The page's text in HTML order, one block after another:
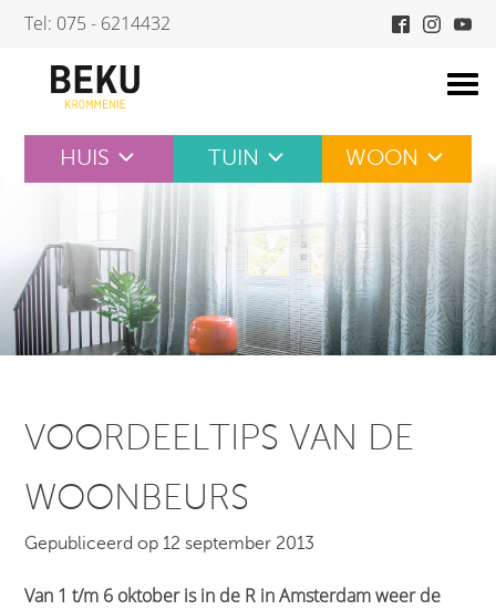
Skip
content
Tel: 075 - 6214432
HUIS TUIN WOON
VOORDEELTIPS VAN DE
WOONBEURS
Gepubliceerd op 12 september 2013
Van 1 t/m 6 oktober is in de R in Amsterdam weer de